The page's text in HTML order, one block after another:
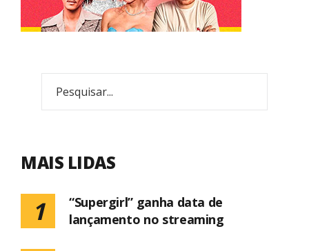
MAIS LIDAS
1
“Supergirl” ganha data de
lançamento no streaming